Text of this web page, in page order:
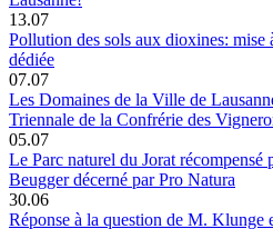
13.07
Pollution des sols aux dioxines: mise
dédiée
07.07
Les Domaines de la Ville de
Triennale de la Confrérie des
05.07
Le Parc naturel du Jorat récompensé
Beugger décerné par Pro Natura
30.06
Réponse à la question de M. Klunge